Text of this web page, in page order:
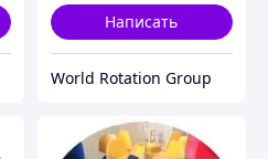
Написать
World Rotation Group